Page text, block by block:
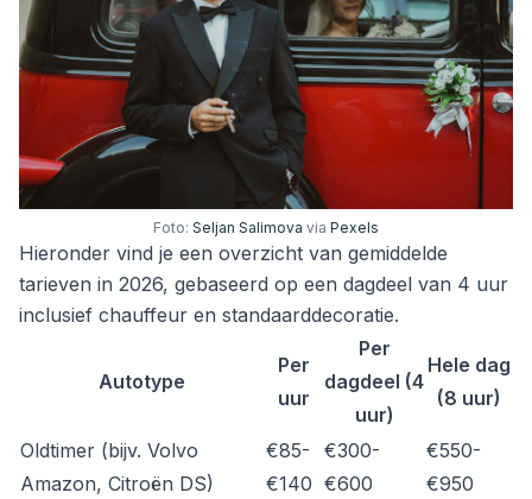
Foto: Seljan Salimova via Pexels
Hieronder vind je een overzicht van gemiddelde
tarieven in 2026, gebaseerd op een dagdeel van 4 uur
inclusief chauffeur en standaarddecoratie.
Autotype
Per
uur
Per
dagdeel (4
uur)
Hele dag
(8 uur)
Oldtimer (bijv. Volvo
Amazon, Citroën DS)
€85-
€140
€300-
€600
€550-
€950